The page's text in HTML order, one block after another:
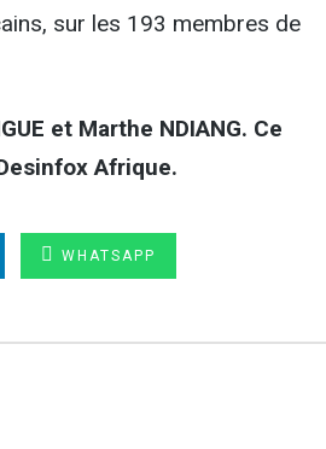
sur les 193 membres de
et Marthe NDIANG. Ce
Afrique.
WHATSAPP